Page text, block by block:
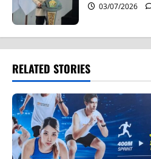
03/07/2026
RELATED STORIES